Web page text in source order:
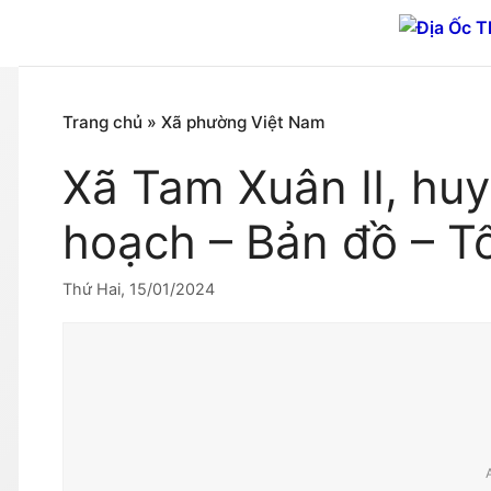
nội
Trang chủ » Xã phường Việt Nam
Xã Tam Xuân II,
hoạch – Bản đồ –
Thứ Hai, 15/01/2024